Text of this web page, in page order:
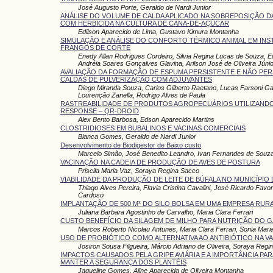
José Augusto Porte, Geraldo de Nardi Junior
ANÁLISE DO VOLUME DE CALDA APLICADO NA SOBREPOSIÇÃO
COM HERBICIDA NA CULTURA DE CANA-DE-AÇÚCAR
Edilson Aparecido de Lima, Gustavo Kimura Montanha
SIMULAÇÃO E ANÁLISE DO CONFORTO TÉRMICO ANIMAL EM
FRANGOS DE CORTE
Enedy Allan Rodrigues Cordeiro, Silvia Regina Lucas de Souza,
Andréia Soares Gonçalves Glavina, Arilson José de Oliveira
AVALIAÇÃO DA FORMAÇÃO DE ESPUMA PERSISTENTE E NÃO
CALDAS DE PULVERIZAÇÃO COM ADJUVANTES
Diego Miranda Souza, Carlos Gilberto Raetano, Lucas Farsoni
Lourenção Zanella, Rodrigo Alves de Paula
RASTREABILIDADE DE PRODUTOS AGROPECUÁRIOS
RESPONSE – QR-DROID
Alex Bento Barbosa, Edson Aparecido Martins
CLOSTRIDIOSES EM BUBALINOS E VACINAS COMERCIAIS
Bianca Gomes, Geraldo de Nardi Junior
Desenvolvimento de Biodigestor de Baixo custo
Marcelo Simão, José Benedito Leandro, Ivan Fernandes de
VACINAÇÃO NA CADEIA DE PRODUÇÃO DE AVES DE POSTURA
Priscila Maria Vaz, Soraya Regina Sacco
VIABILIDADE DA PRODUÇÃO DE LEITE DE BÚFALA NO MUNICÍPIO
Thiago Alves Pereira, Flavia Cristina Cavalini, José Ricardo
Cardoso
IMPLANTAÇÃO DE 500 M³ DO SILO BOLSA EM UMA EMPRESA
Juliana Barbara Agostinho de Carvalho, Maria Clara Ferrari
CUSTO BENEFÍCIO DA SILAGEM DE MILHO PARA NUTRIÇÃO DO
Marcos Roberto Nicolau Antunes, Maria Clara Ferrari, Sonia
USO DE PROBIÓTICO COMO ALTERNATIVA AO ANTIBIÓTICO NA
Josiron Sousa Filgueira, Márcio Adriano de Oliveira, Soraya
IMPACTOS CAUSADOS PELA GRIPE AVIÁRIA E A IMPORTÂNCIA
MANTER A SEGURANÇA DOS PLANTÉIS
Jaqueline Gomes, Aline Aparecida de Oliveira Montanha